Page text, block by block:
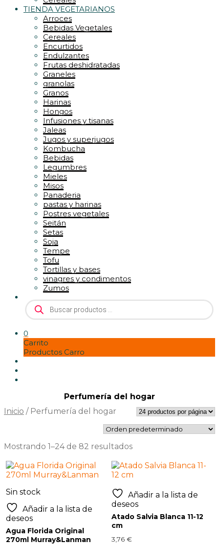
TIENDA VEGETARIANOS
Arroces
Bebidas Vegetales
Cereales
Encurtidos
Endulzantes
Frutas deshidratadas
Graneles
granolas
Granos
Harinas
Hongos
Infusiones y tisanas
Jaleas
Jugos y superjugos
Kombucha
Bebidas
Legumbres
Mieles
Misos
Panaderia
pastas y harinas
Postres vegetales
Seitán
Setas
Soja
Tempe
Tofu
Tortillas y bases
vinagres y condimentos
Zumos
Búsqueda
de
productos
0
Carrito
Productos Carro
Perfumería del hogar
Inicio /Perfumería del hogar
Mostrando 1–24 de 82 resultados
Sin stock
Añadir a la lista de
deseos
Agua Florida Original
270ml Murray&Lanman
Añadir a la lista de
deseos
Atado Salvia Blanca 11-12
cm
3,76€